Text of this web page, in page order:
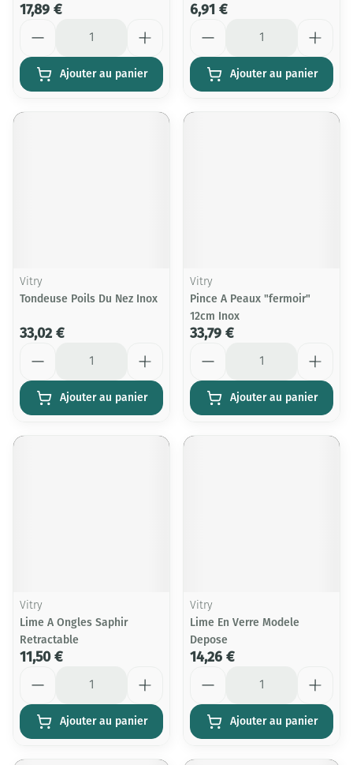
17,89 €
Ajouter au panier
6,91 €
Ajouter au panier
Vitry
Tondeuse Poils Du Nez Inox
33,02 €
Ajouter au panier
Vitry
Pince A Peaux "fermoir"
12cm Inox
33,79 €
Ajouter au panier
Vitry
Lime A Ongles Saphir
Retractable
11,50 €
Ajouter au panier
Vitry
Lime En Verre Modele
Depose
14,26 €
Ajouter au panier